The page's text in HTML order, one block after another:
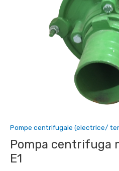
Pompe centrifugale (electrice/
Pompa centrifuga
E1